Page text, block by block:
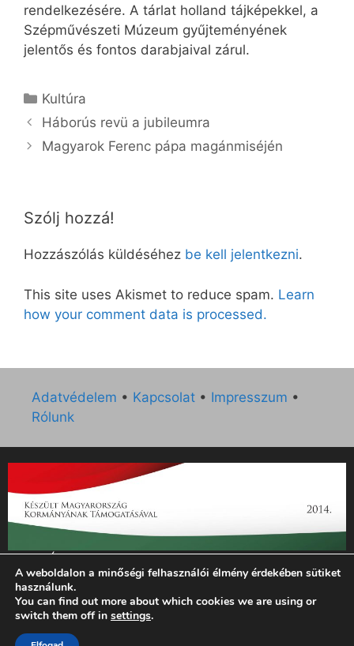
rendelkezésére. A tárlat holland tájképekkel, a
Szépművészeti Múzeum gyűjteményének
jelentős és fontos darabjaival zárul.
Kategória
Kultúra
Háborús revü a jubileumra
Magyarok Ferenc pápa magánmiséjén
Szólj hozzá!
Hozzászólás küldéséhez be kell jelentkezni.
This site uses Akismet to reduce spam. Learn
how your comment data is processed.
Adatvédelem • Kapcsolat • Impresszum •
Rólunk
„Az Új Ember katolikus hetilap 2014. évi működésének
támogatását az EGYH-KCP-14-P-0121 sz. támogatási
szerződés keretében 3 000 000 Ft összegben támogatta az
Emberi Erőforrások Minisztériuma.”
A weboldalon a minőségi felhasználói élmény érdekében sütiket
használunk.
You can find out more about which cookies we are using or
switch them off in settings.